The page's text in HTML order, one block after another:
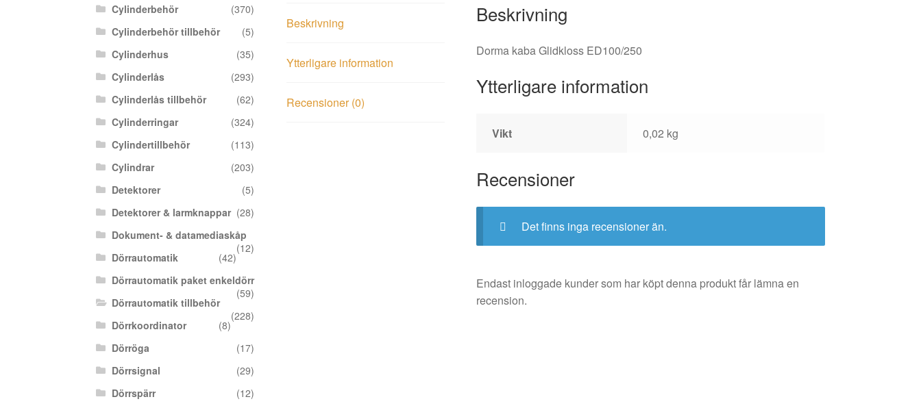
Beskrivning
Ytterligare information
Recensioner (0)
Beskrivning
Dorma kaba Glidkloss ED100/250
Ytterligare information
Vikt 0,02 kg
Recensioner
Det finns inga recensioner än.
Endast inloggade kunder som har köpt denna produkt får lämna en
recension.
Cylinderbehör
(370)
Cylinderbehör tillbehör
(5)
Cylinderhus
(35)
Cylinderlås
(293)
Cylinderlås tillbehör
(62)
Cylinderringar
(324)
Cylindertillbehör
(113)
Cylindrar
(203)
Detektorer
(5)
Detektorer & larmknappar (28)
Dokument- & datamediaskåp
(12)
Dörrautomatik
(42)
Dörrautomatik paket enkeldörr
(59)
Dörrautomatik tillbehör
(228)
Dörrkoordinator
(8)
Dörröga
(17)
Dörrsignal
(29)
Dörrspärr
(12)